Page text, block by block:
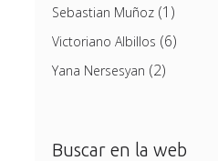
Sebastian Muñoz(1)
Victoriano Albillos (6)
Yana Nersesyan (2)
Buscar en la web